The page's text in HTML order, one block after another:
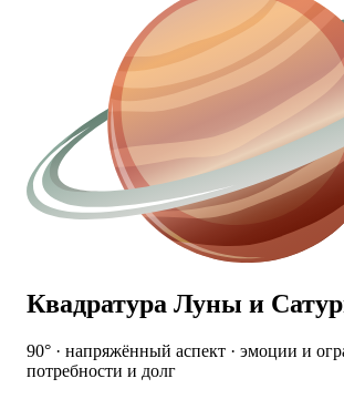
Квадратура Луны и
90° · напряжённый аспект · эмоции и
потребности и долг